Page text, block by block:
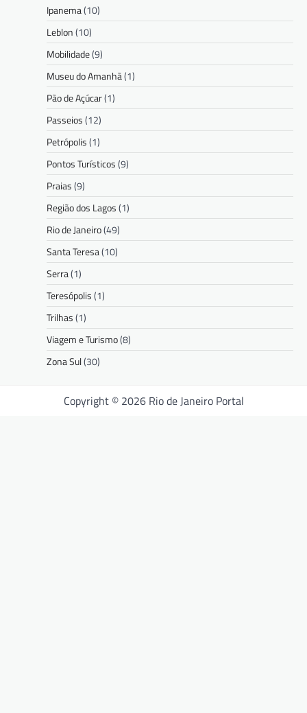
Ipanema(10)
Leblon(10)
Mobilidade(9)
Museu do Amanhã(1)
Pão de Açúcar(1)
Passeios(12)
Petrópolis(1)
Pontos Turísticos(9)
Praias(9)
Região dos Lagos(1)
Rio de Janeiro(49)
Santa Teresa(10)
Serra(1)
Teresópolis(1)
Trilhas(1)
Viagem e Turismo(8)
Zona Sul(30)
Copyright © 2026 Rio de Janeiro Portal